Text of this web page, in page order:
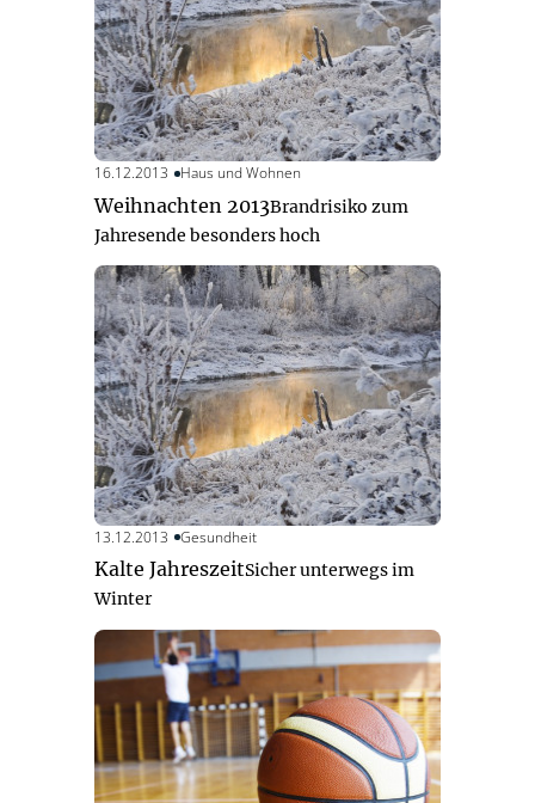
16.12.2013 Haus und Wohnen
Weihnachten 2013Brandrisiko zum
Jahresende besonders hoch
13.12.2013 Gesundheit
Kalte JahreszeitSicher unterwegs im
Winter